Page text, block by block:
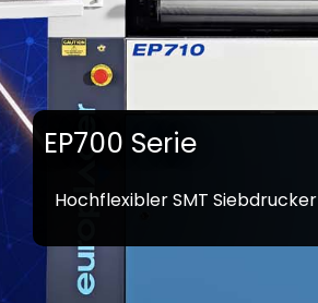
EP700 Serie
Hochflexibler SMT Siebdrucker